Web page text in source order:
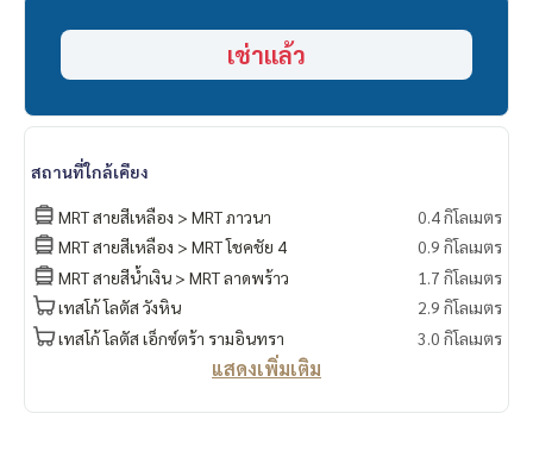
ค่าเช่าห้อง 12,000 / เดือน (สัญญาเช่า 1 ปี)
ค่าประกันห้อง 2 เดือน และจ่ายค่าเช่าเดือนแรก 1 เดือน
(เฟอร์นิเจอร์ครบ+เครื่องใช้ไฟฟ้า)
- แอร์
- ตู้เย็น
- เครื่องทำน้ำอุ่น
- ทีวี
- เครืองซักผ้า
เช่าแล้ว
สถานที่ใกล้เคียง
MRT สายสีเหลือง > MRT ภาวนา
0.4 กิโลเมตร
MRT สายสีเหลือง > MRT โชคชัย 4
0.9 กิโลเมตร
MRT สายสีน้ำเงิน > MRT ลาดพร้าว
1.7 กิโลเมตร
เทสโก้ โลตัส วังหิน
2.9 กิโลเมตร
เทสโก้ โลตัส เอ็กซ์ตร้า รามอินทรา
3.0 กิโลเมตร
แสดงเพิ่มเติม